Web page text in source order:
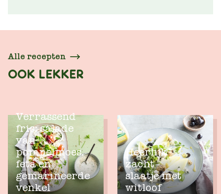
OOK LEKKER
Alle recepten
Verrassend
fris: salade
van
pompelmoes,
feta en
gemarineerde
venkel
Heerlijk
zacht
slaatje met
witloof